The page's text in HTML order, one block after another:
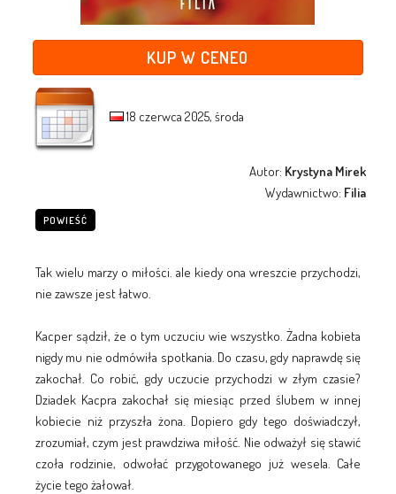
KUP W CENEO
18 czerwca 2025, środa
Autor: Krystyna Mirek
Wydawnictwo: Filia
POWIEŚĆ
Tak wielu marzy o miłości. ale kiedy ona wreszcie przychodzi,
nie zawsze jest łatwo.
Kacper sądził, że o tym uczuciu wie wszystko. Żadna kobieta
nigdy mu nie odmówiła spotkania. Do czasu, gdy naprawdę się
zakochał. Co robić, gdy uczucie przychodzi w złym czasie?
Dziadek Kacpra zakochał się miesiąc przed ślubem w innej
kobiecie niż przyszła żona. Dopiero gdy tego doświadczył,
zrozumiał, czym jest prawdziwa miłość. Nie odważył się stawić
czoła rodzinie, odwołać przygotowanego już wesela. Całe
życie tego żałował.